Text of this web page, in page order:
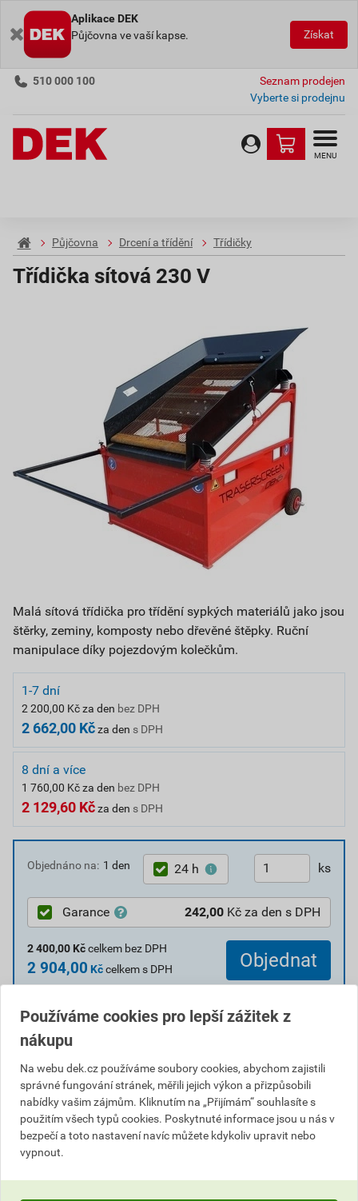
Aplikace DEK
Půjčovna ve vaší kapse.
Získat
510 000 100
Seznam prodejen
Vyberte si prodejnu
MENU
Půjčovna Drcení a třídění Třídičky
Třídička sítová 230 V
Malá sítová třídička pro třídění sypkých materiálů jako jsou
štěrky, zeminy, komposty nebo dřevěné štěpky. Ruční
manipulace díky pojezdovým kolečkům.
1-7 dní
2 200,00 Kč za den bez DPH
2 662,00 Kčza den s DPH
8 dní a více
1 760,00 Kč za den bez DPH
2 129,60 Kčza den s DPH
Objednáno na: 1 den 24 h ks
Garance 242,00 Kč za den s DPH
2 400,00 Kčcelkem bez DPH
2 904,00 Kčcelkem s DPH Objednat
K dispozici alespoň v jedné půjčovně.
Vyberte nejbližší půjčovnu.
Číslo položky: PSK0571 ; PP00789
Popis
Používáme cookies pro lepší zážitek z
nákupu
Na webu dek.cz používáme soubory cookies, abychom zajistili
správné fungování stránek, měřili jejich výkon a přizpůsobili
nabídky vašim zájmům. Kliknutím na „Přijímám“ souhlasíte s
použitím všech typů cookies. Poskytnuté informace jsou u nás v
bezpečí a toto nastavení navíc můžete kdykoliv upravit nebo
vypnout.